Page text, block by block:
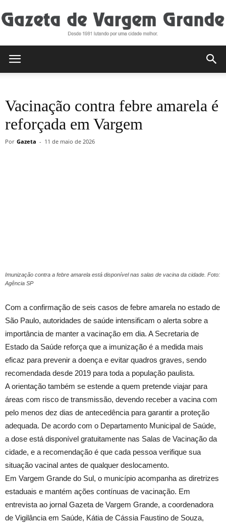
de
Vacinação contra febre amarela é
reforçada em Vargem
Por Gazeta - 11 de maio de 2026
Imunização contra a febre amarela está disponível nas salas de vacina da cidade. Foto:
Agência SP
Com a confirmação de seis casos de febre amarela no estado de
São Paulo, autoridades de saúde intensificam o alerta sobre a
importância de manter a vacinação em dia. A Secretaria de
Estado da Saúde reforça que a imunização é a medida mais
eficaz para prevenir a doença e evitar quadros graves, sendo
recomendada desde 2019 para toda a população paulista.
A orientação também se estende a quem pretende viajar para
áreas com risco de transmissão, devendo receber a vacina com
pelo menos dez dias de antecedência para garantir a proteção
adequada. De acordo com o Departamento Municipal de Saúde,
a dose está disponível gratuitamente nas Salas de Vacinação da
cidade, e a recomendação é que cada pessoa verifique sua
situação vacinal antes de qualquer deslocamento.
Em Vargem Grande do Sul, o município acompanha as diretrizes
estaduais e mantém ações contínuas de vacinação. Em
entrevista ao jornal Gazeta de Vargem Grande, a coordenadora
de Vigilância em Saúde, Kátia de Cássia Faustino de Souza,